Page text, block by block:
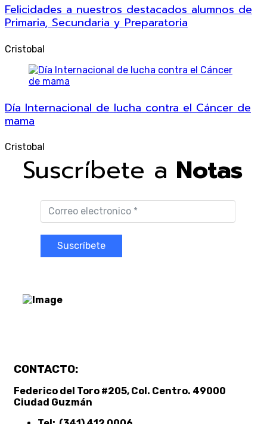
Felicidades a nuestros destacados alumnos de
Primaria, Secundaria y Preparatoria
Cristobal
Día Internacional de lucha contra el Cáncer de
mama
Cristobal
Suscríbete a Notas
Suscríbete
CONTACTO:
Federico del Toro #205, Col. Centro. 49000
Ciudad Guzmán